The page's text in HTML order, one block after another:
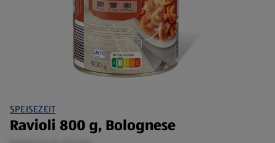
SPEISEZEIT
Ravioli 800 g, Bolognese